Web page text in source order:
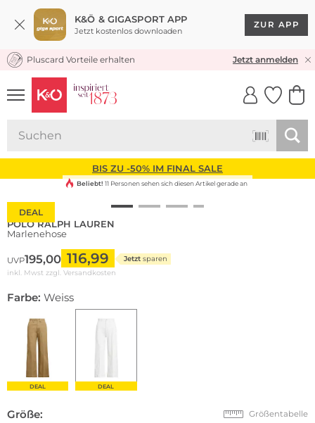
K&Ö & GIGASPORT APP
Jetzt kostenlos downloaden
ZUR APP
KOSTENLOSER VERSAND* & RÜCKVERSAND
Pluscard Vorteile erhalten Jetzt anmelden
UNSERE APP
CLICK &
BIS ZU -50% IM FINAL SALE
DEAL
Beliebt! 11 Personen sehen sich diesen Artikel gerade an
POLO RALPH LAUREN
Marlenehose
UVP195,00 116,99 Jetzt sparen
inkl. Mwst zzgl. Versandkosten
Farbe: Weiss
DEAL DEAL
Größe: Größentabelle